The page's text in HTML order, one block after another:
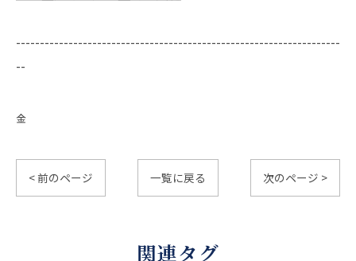
--------------------------------------------------------------------
--
金
< 前のページ 一覧に戻る 次のページ >
関連タグ